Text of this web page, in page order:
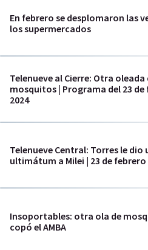
En febrero se desplomaron las
los supermercados
Telenueve al Cierre: Otra oleada
mosquitos | Programa del 23 de
2024
Telenueve Central: Torres le dio
ultimátum a Milei | 23 de febrero
Insoportables: otra ola de
copó el AMBA